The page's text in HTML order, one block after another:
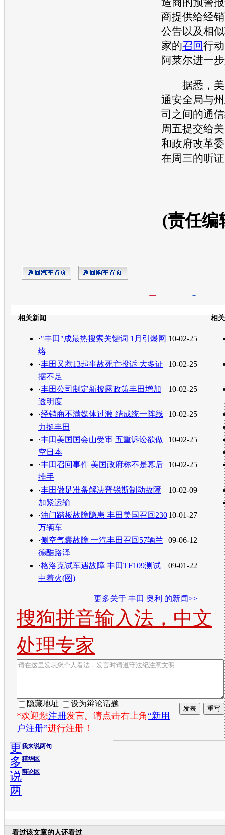
商提供给经
公告以及相
家的召回行
阿莱尔进一
据悉，美
通安全局与
司之间的通
周五提交给
和政府改革
在周三的听
(责任编
转发至：
相关新闻
10-02-25
·"丰田"成最热搜索关键词 1月引爆网
络
10-02-25
·丰田又惹13起事故死亡投诉 大多证
据不足
10-02-25
·丰田公司制定新披露政策丰田增加
透明度
10-02-25
·经销商不满媒体过激 结成统一阵线
力挺丰田
10-02-25
·丰田美国国会山受审 五重诉讼欲做
空日本
10-02-25
·丰田召回事件 美国政府称不是幕后
推手
10-02-09
·丰田做足准备解决普锐斯制动故障
加紧运输
10-01-27
·油门踏板故障隐患 丰田美国召回230
万辆车
09-06-12
·侧空气囊故障 一汽丰田召回57辆兰
德酷路泽
09-01-22
·格洛克试车遇故障 丰田TF109测试
中着火(图)
更多关于 丰田 奥利 的新闻>>
相
搜狗拼音输入法，中文
处理专家
隐藏地址 设为辩论话题
*欢迎您注册发言。请点击右上角“新用
户注册”进行注册！
我来说两句
精华区
辩论区
更
多
说
两
看过该文章的人还看过